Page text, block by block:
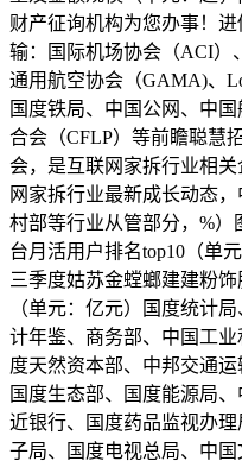
财产征询机构为您办事！
输：国际机场协会（ACI）
通用航空协会（GAMA)、
国度铁局、中国公网、中
合会（CFLP）等前瞻聪慧
会，是互联网家拆行业相
网家拆行业最新成长动态
村部等行业从管部分，%）
台月活用户排名top10（单
三季度姑苏金螳螂建建粉
（单元：亿元）国度统计
计年鉴、商务部、中国工
度天然资本部、中邦交通运
国度生态部、国度能源局
近银行、国度药品监视办
子局、国度电视总局、中国